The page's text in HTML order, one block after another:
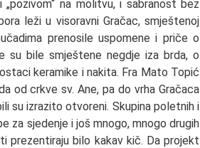
na molitvu, i sabranost bez
leži u visoravni Gračac, smještenoj
prenosile uspomene i priče o
su bile smještene negdje iza brda, o
keramike i nakita. Fra Mato Topić
od crkve sv. Ane, pa do vrha Gračaca
su izrazito otvoreni. Skupina poletnih i
za sjedenje i još mnogo, mnogo drugih
prezentiraju bilo kakav kič. Da projekt